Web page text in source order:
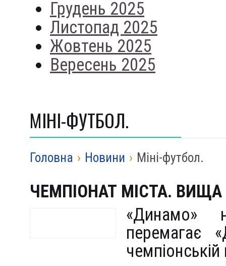
Грудень 2025
Листопад 2025
Жовтень 2025
Вересень 2025
МІНІ-ФУТБОЛ.
Головна › Новини › Міні-футбол.
ЧЕМПІОНАТ МІСТА. ВИЩА
«Динамо»
перемагає
чемпіонській